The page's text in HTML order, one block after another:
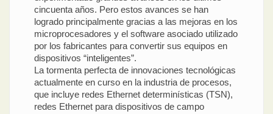
cincuenta años. Pero estos avances se han
logrado principalmente gracias a las mejoras en los
microprocesadores y el software asociado utilizado
por los fabricantes para convertir sus equipos en
dispositivos “inteligentes”.
La tormenta perfecta de innovaciones tecnológicas
actualmente en curso en la industria de procesos,
que incluye redes Ethernet determinísticas (TSN),
redes Ethernet para dispositivos de campo